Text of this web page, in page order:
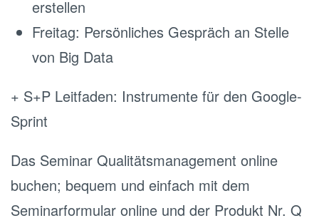
erstellen
Freitag: Persönliches Gespräch an Stelle
von Big Data
+ S+P Leitfaden: Instrumente für den Google-
Sprint
Das Seminar Qualitätsmanagement online
buchen; bequem und einfach mit dem
Seminarformular online und der Produkt Nr. Q